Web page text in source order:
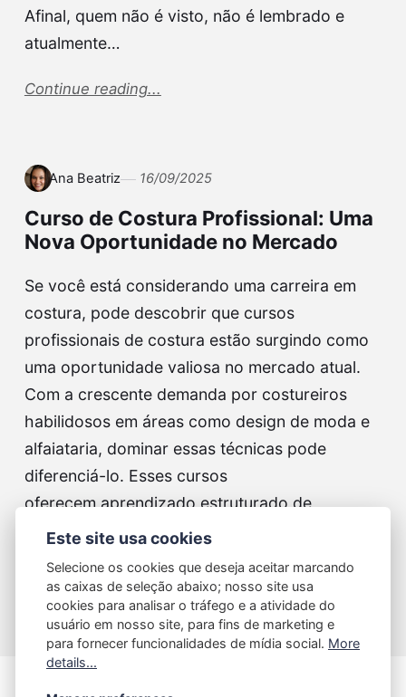
Afinal, quem não é visto, não é lembrado e
atualmente…
Continue reading...
Ana Beatriz 16/09/2025
Curso de Costura Profissional: Uma
Nova Oportunidade no Mercado
Se você está considerando uma carreira em
costura, pode descobrir que cursos
profissionais de costura estão surgindo como
uma oportunidade valiosa no mercado atual.
Com a crescente demanda por costureiros
habilidosos em áreas como design de moda e
alfaiataria, dominar essas técnicas pode
diferenciá-lo. Esses cursos
oferecem aprendizado estruturado de
instrutores…
Continue reading...
Este site usa cookies
Selecione os cookies que deseja aceitar marcando
as caixas de seleção abaixo; nosso site usa
cookies para analisar o tráfego e a atividade do
usuário em nosso site, para fins de marketing e
para fornecer funcionalidades de mídia social. More
details...